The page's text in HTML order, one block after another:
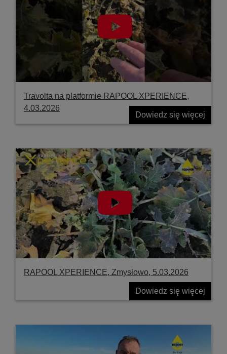
Travolta na platformie RAPOOL XPERIENCE,
4.03.2026
Dowiedz się więcej
RAPOOL XPERIENCE, Zmysłowo, 5.03.2026
Dowiedz się więcej